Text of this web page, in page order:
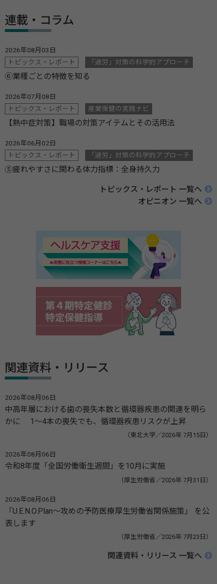
連載・コラム
2026年08月03日
トピックス・レポート
「過労」対策の科学的アプローチ
⑥業種ごとの特徴を知る
2026年07月08日
トピックス・レポート
産業保健の実践ナビ
【熱中症対策】職場の対策アイテムとその活用法
2026年06月02日
トピックス・レポート
「過労」対策の科学的アプローチ
⑤疲れやすさに関わる体力指標：全身持久力
トピックス・レポート 一覧へ
オピニオン 一覧へ
関連資料・リリース
2026年08月06日
中高年層における歯の喪失本数と循環器疾患の関連を明ら
かに 1～4本の喪失でも、循環器疾患リスクが上昇
（東北大学／2026年 7月15日）
2026年08月06日
令和8年度「全国労働衛生週間」を10月に実施
（厚生労働省／2026年 7月31日）
2026年08月06日
「U.E.N.O.Plan～攻めの予防医療厚生労働省関係施策」 を公
表します
（厚生労働省／2026年 7月23日）
関連資料・リリース 一覧へ